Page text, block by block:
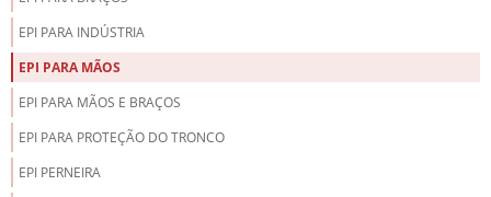
EPI PARA INDÚSTRIA
EPI PARA MÃOS
EPI PARA MÃOS E BRAÇOS
EPI PARA PROTEÇÃO DO TRONCO
EPI PERNEIRA